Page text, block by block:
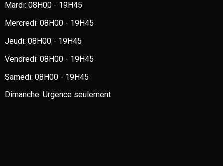
Mardi: 08H00 - 19H45
Mercredi: 08H00 - 19H45
Jeudi: 08H00 - 19H45
Vendredi: 08H00 - 19H45
Samedi: 08H00 - 19H45
Dimanche: Urgence seulement